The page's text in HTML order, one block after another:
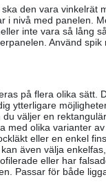
den vara vinkelrät
i nivå med panelen.
inte vara så lång
Använd
på flera olika sätt.
ytterligare
väljer en
med olika varianter
eller en enkel
även välja
eller har
Passar för både